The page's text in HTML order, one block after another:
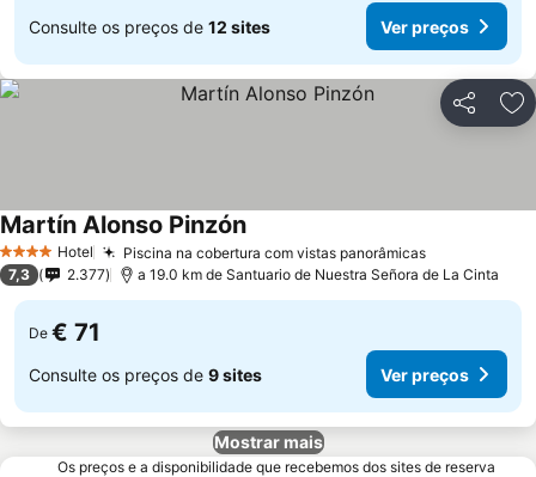
Consulte os preços de 12 sites Ver preços
Partilhar
4 EstrelasHotel Piscina na cobertura com vistas panorâmicasVer preços
Martín Alonso PinzónVer preços
7,3 2.377 a 19.0 km de Santuario de Nuestra Señora de La Cinta
De € 71
Consulte os preços de 9 sites Ver preços
Mostrar mais
Os preços e a disponibilidade que recebemos dos sites de reserva